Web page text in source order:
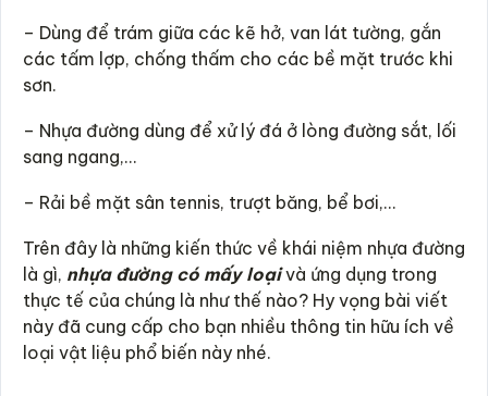
– Dùng để trám giữa các kẽ hở, van lát tường, gắn
các tấm lợp, chống thấm cho các bề mặt trước khi
sơn.
– Nhựa đường dùng để xử lý đá ở lòng đường sắt, lối
sang ngang,…
– Rải bề mặt sân tennis, trượt băng, bể bơi,…
Trên đây là những kiến thức về khái niệm nhựa đường
là gì, nhựa đường có mấy loạivà ứng dụng trong
thực tế của chúng là như thế nào? Hy vọng bài viết
này đã cung cấp cho bạn nhiều thông tin hữu ích về
loại vật liệu phổ biến này nhé.